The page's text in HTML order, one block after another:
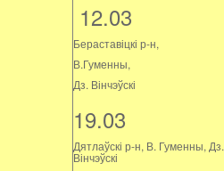
12.03
Бераставіцкі р-н,
В.Гуменны,
Дз. Вінчэўскі
19.03
Дятлаўскі р-н, В. Гуменны, Дз.
Вінчэўскі